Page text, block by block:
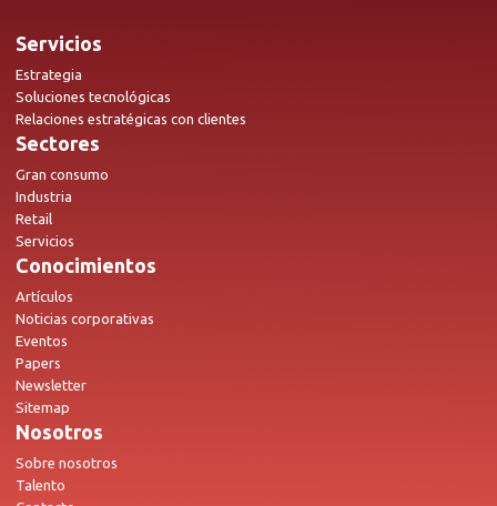
Servicios
Estrategia
Soluciones tecnológicas
Relaciones estratégicas con clientes
Sectores
Gran consumo
Industria
Retail
Servicios
Conocimientos
Artículos
Noticias corporativas
Eventos
Papers
Newsletter
Sitemap
Nosotros
Sobre nosotros
Talento